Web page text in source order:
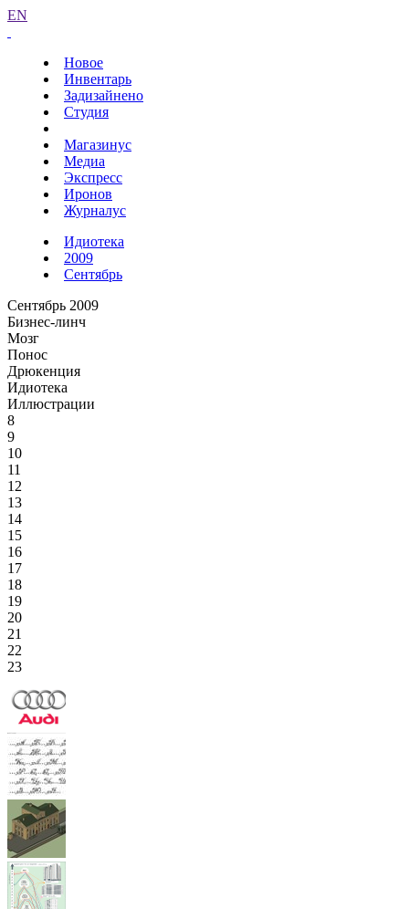
EN
Новое
Инвентарь
Задизайнено
Студия
Магазинус
Медиа
Экспресс
Иронов
Журналус
Идиотека
2009
Сентябрь
Сентябрь 2009
Бизнес-линч
Мозг
Понос
Дрюкенция
Идиотека
Иллюстрации
8
9
10
11
12
13
14
15
16
17
18
19
20
21
22
23